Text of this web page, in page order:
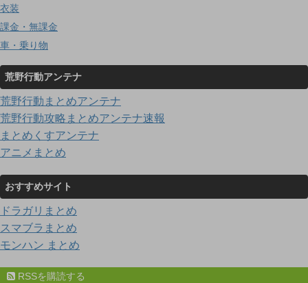
衣装
課金・無課金
車・乗り物
荒野行動アンテナ
荒野行動まとめアンテナ
荒野行動攻略まとめアンテナ速報
まとめくすアンテナ
アニメまとめ
おすすめサイト
ドラガリまとめ
スマブラまとめ
モンハン まとめ
RSSを購読する